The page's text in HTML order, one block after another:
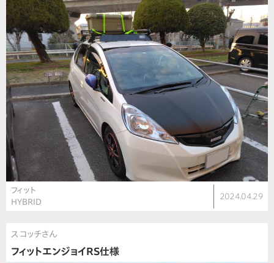
フィット
HYBRID
2024.04.29
スコッチさん
フィットエンジョイRS仕様